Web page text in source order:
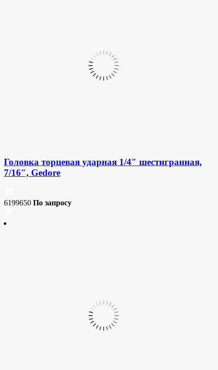
Головка торцевая ударная 1/4″ шестигранная,
7/16″, Gedore
6199650 По запросу